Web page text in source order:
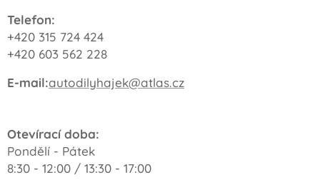
Telefon:
+420 315 724 424
+420 603 562 228
E-mail:autodilyhajek@atlas.cz
Otevírací doba:
Pondělí - Pátek
8:30 - 12:00 / 13:30 - 17:00